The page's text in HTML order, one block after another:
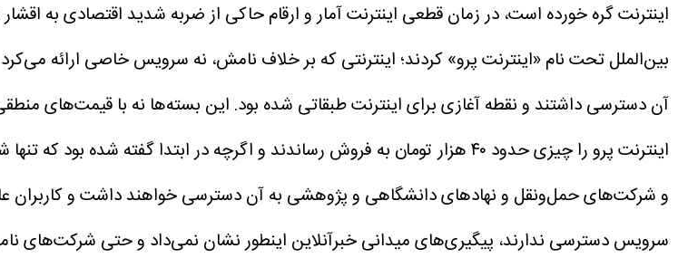
اینترنت گره خورده است، در زمان قطعی اینترنت آمار و ارقام حاکی از ضربه شدید اقتصادی به
بین‌الملل تحت نام «اینترنت پرو» کردند؛ اینترنتی که بر خلاف نامش، نه سرویس خاصی ارائه
آن دسترسی داشتند و نقطه آغازی برای اینترنت طبقاتی شده بود. این بسته‌ها نه با قیمت‌های
اینترنت پرو را چیزی حدود ۴۰ هزار تومان به فروش رساندند و اگرچه در ابتدا
و شرکت‌های حمل‌ونقل و نهادهای دانشگاهی و پژوهشی به آن دسترسی خواهند داشت و کاربران
سرویس دسترسی ندارند، پیگیری‌های میدانی خبرآنلاین اینطور نشان نمی‌داد و حتی شرکت‌های